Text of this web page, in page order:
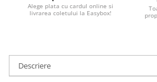
Alege plata cu cardul online si
livrarea coletului la Easybox!
Descriere